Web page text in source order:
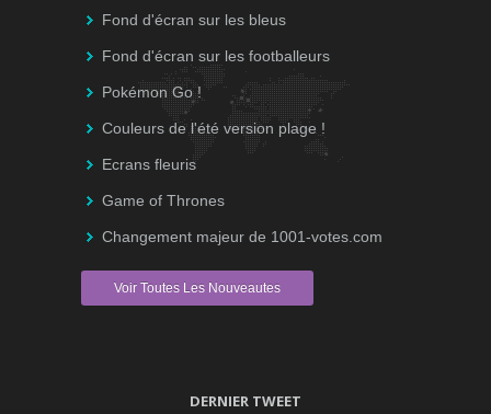
Fond d'écran sur les bleus
Fond d'écran sur les footballeurs
Pokémon Go !
Couleurs de l'été version plage !
Ecrans fleuris
Game of Thrones
Changement majeur de 1001-votes.com
Voir Toutes Les Nouveautes
DERNIER TWEET